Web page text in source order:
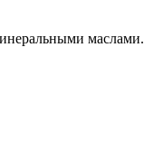
маслами.